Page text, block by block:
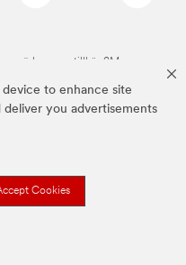
to enhance site
deliver you advertisements
Cookies
som tillhör 3M.